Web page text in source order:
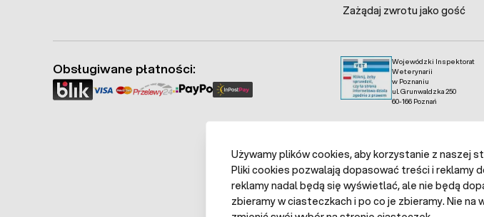
Zażądaj zwrotu jako gość
Wojewódzki Inspektorat
Weterynarii
w Poznaniu
ul. Grunwaldzka 250
60-166 Poznań
Obsługiwane płatności:
Używamy plików cookies, aby korzystanie z naszej
Pliki cookies pozwalają dopasować treści i reklamy
reklamy nadal będą się wyświetlać, ale nie będą
zbieramy w ciasteczkach i po co je zbieramy. Nie